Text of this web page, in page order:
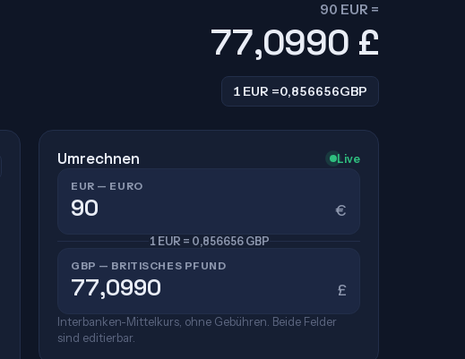
90 EUR =
77,0990 £
1 EUR =0,856656GBP
Umrechnen Live
EUR — EURO
€
1 EUR = 0,856656 GBP
GBP — BRITISCHES PFUND
£
Interbanken-Mittelkurs, ohne Gebühren. Beide Felder
sind editierbar.